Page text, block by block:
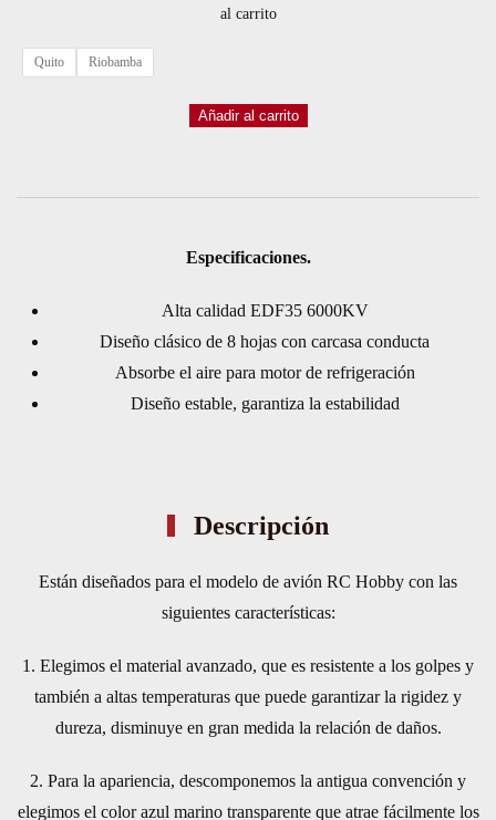
al carrito
Quito Riobamba
TURBINA
cantidad
Añadir al carrito
Especificaciones.
Alta calidad EDF35 6000KV
Diseño clásico de 8 hojas con carcasa conducta
Absorbe el aire para motor de refrigeración
Diseño estable, garantiza la estabilidad
Descripción
Están diseñados para el modelo de avión RC Hobby con las
siguientes características:
1. Elegimos el material avanzado, que es resistente a los golpes y
también a altas temperaturas que puede garantizar la rigidez y
dureza, disminuye en gran medida la relación de daños.
2. Para la apariencia, descomponemos la antigua convención y
elegimos el color azul marino transparente que atrae fácilmente los